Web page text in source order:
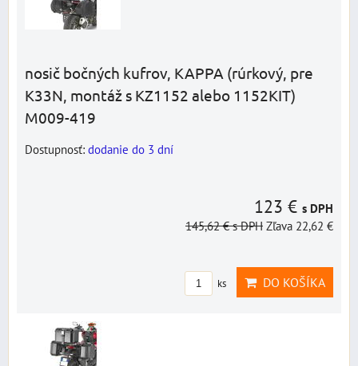
nosič bočných kufrov, KAPPA (rúrkový, pre
K33N, montáž s KZ1152 alebo 1152KIT)
M009-419
Dostupnosť: dodanie do 3 dní
123 € s DPH
145,62 €s DPH Zľava 22,62 €
ks DO KOŠÍKA